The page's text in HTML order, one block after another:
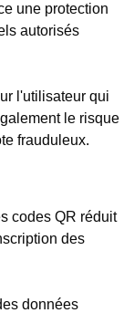
une protection
autorisés
l'utilisateur qui
le risque
frauduleux.
codes QR réduit
des
données